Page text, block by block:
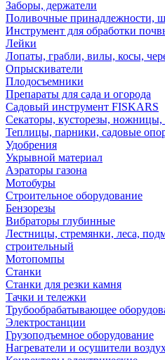
Заборы, держатели
Поливочные принадлежности,
Инструмент для обработки
Лейки
Лопаты, грабли, вилы, косы,
Опрыскиватели
Плодосъемники
Препараты для сада и огорода
Садовый инструмент FISKARS
Секаторы, кусторезы,
Теплицы, парники, садовые
Удобрения
Укрывной материал
Аэраторы газона
Мотобуры
Строительное оборудование
Бензорезы
Вибраторы глубинные
Лестницы, стремянки, леса,
строительный
Мотопомпы
Станки
Станки для резки камня
Тачки и тележки
Трубообрабатывающее
Электростанции
Грузоподъемное оборудование
Нагреватели и осушители